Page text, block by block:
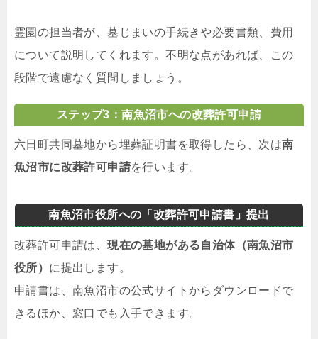
霊園の担当者が、墓じまいの手続きや必要書類、費用
について説明してくれます。不明な点があれば、この
段階で遠慮なく質問しましょう。
ステップ3：南魚沼市への改葬許可申請
六日町共同墓地から埋葬証明書を取得したら、次は南
魚沼市に改葬許可申請を行います。
南魚沼市役所への「改葬許可申請書」提出
改葬許可申請は、現在の墓地がある自治体（南魚沼市
役所） に提出します。
申請書は、南魚沼市の公式サイトからダウンロードで
きるほか、窓口でも入手できます。